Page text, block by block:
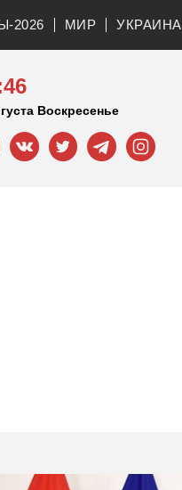
2026 МИР УКРАИНА
Воскресенье